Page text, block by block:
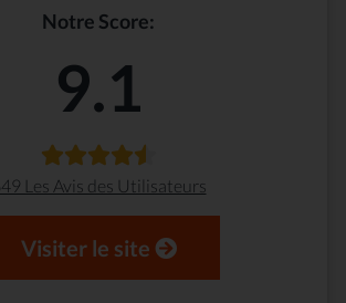
Notre Score:
9.1
Les Avis des Utilisateurs
Visiter le site